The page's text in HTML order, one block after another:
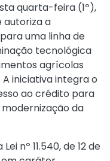
quarta-feira (1º),
autoriza a
uma linha de
tecnológica
agrícolas
iniciativa integra o
ao crédito para
da
Lei nº 11.540, de 12 de